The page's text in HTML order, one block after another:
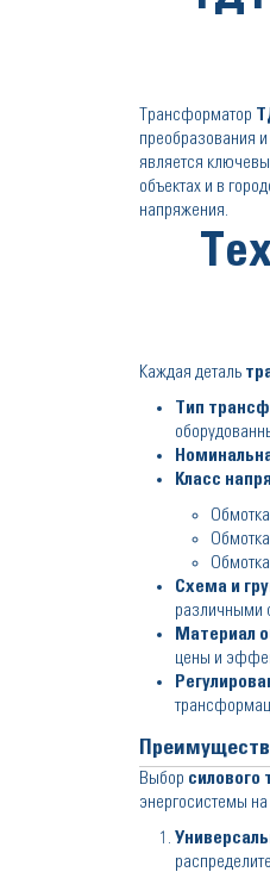
Трансформатор
преобразования
является
объектах и в
напряжения.
Каждая деталь
Тип
Класс
Схема и
различными
Материал
цены и
Выбор
энергосистемы